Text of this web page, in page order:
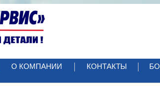
О КОМПАНИИ КОНТАКТЫ